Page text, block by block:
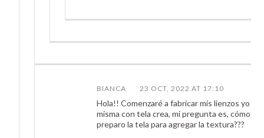
BIANCA 23 OCT, 2022 AT 17:10
Hola!! Comenzaré a fabricar mis lienzos yo
misma con tela crea, mi pregunta es, cómo
preparo la tela para agregar la textura???